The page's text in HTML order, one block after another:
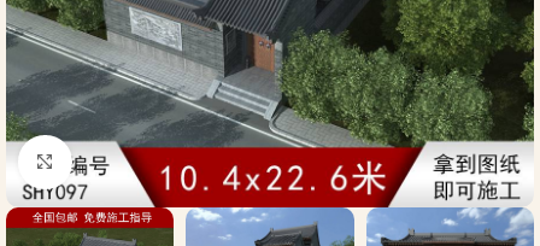
点击放大